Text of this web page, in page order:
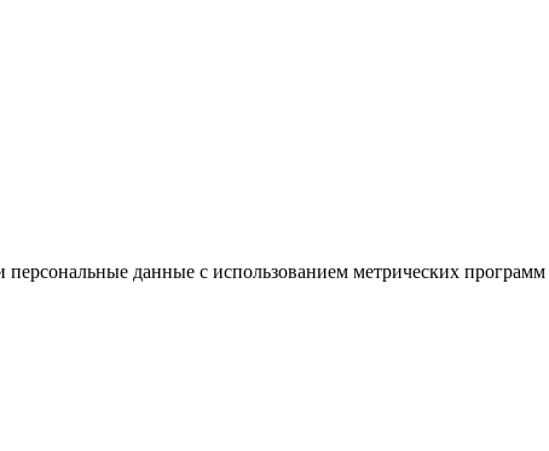
данные с использованием метрических программ